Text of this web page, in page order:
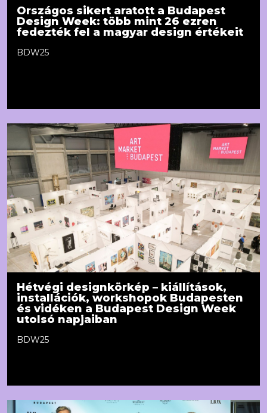
Országos sikert aratott a Budapest
Design Week: több mint 26 ezren
fedezték fel a magyar design értékeit
BDW25
Hétvégi designkörkép – kiállítások,
installációk, workshopok Budapesten
és vidéken a Budapest Design Week
utolsó napjaiban
BDW25